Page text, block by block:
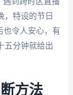
，特设的节日
也令人安心，有
五分钟就给出
方法